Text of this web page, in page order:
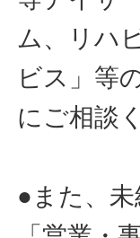
ム、リハ
ビス」等
にご相談
●また、